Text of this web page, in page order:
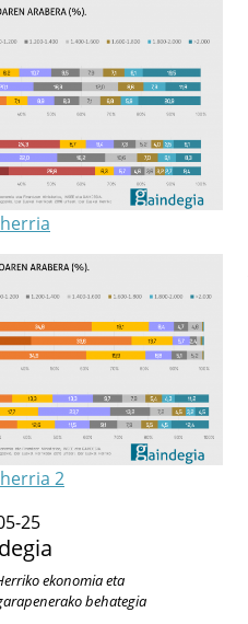
2
25
ekonomia eta
behategia